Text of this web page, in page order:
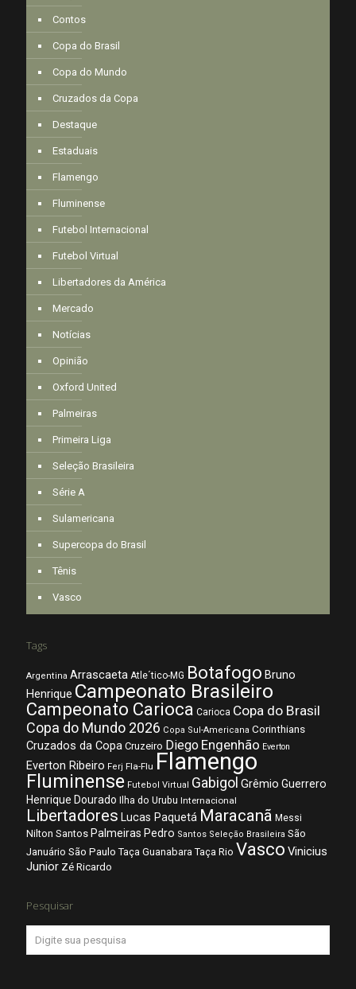
Contos
Copa do Brasil
Copa do Mundo
Cruzados da Copa
Destaque
Estaduais
Flamengo
Fluminense
Futebol Internacional
Futebol Virtual
Libertadores da América
Mercado
Notícias
Opinião
Oxford United
Palmeiras
Primeira Liga
Seleção Brasileira
Série A
Sulamericana
Supercopa do Brasil
Tênis
Vasco
Tags
Argentina Arrascaeta Atle´tico-MG Botafogo Bruno
Henrique Campeonato Brasileiro
Campeonato Carioca Carioca Copa do Brasil
Copa do Mundo 2026 Copa Sul-Americana Corinthians
Cruzados da Copa Cruzeiro Diego Engenhão Everton
Everton Ribeiro Ferj Fla-Flu Flamengo
Fluminense Futebol Virtual Gabigol Grêmio Guerrero
Henrique Dourado Ilha do Urubu Internacional
Libertadores Lucas Paquetá Maracanã Messi
Nilton Santos Palmeiras Pedro Santos Seleção Brasileira São
Januário São Paulo Taça Guanabara Taça Rio Vasco Vinicius
Junior Zé Ricardo
Pesquisar